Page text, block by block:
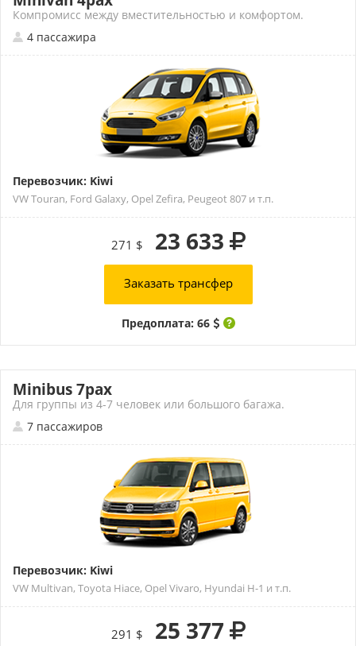
Компромисс между вместительностью и комфортом.
4 пассажира
Перевозчик: Kiwi
VW Touran, Ford Galaxy, Opel Zefira, Peugeot 807 и т.п.
271 $ 23 633
Заказать трансфер
Предоплата: 66
Minibus 7pax
Для группы из 4-7 человек или большого багажа.
7 пассажиров
Перевозчик: Kiwi
VW Multivan, Toyota Hiace, Opel Vivaro, Hyundai H-1 и т.п.
291 $ 25 377